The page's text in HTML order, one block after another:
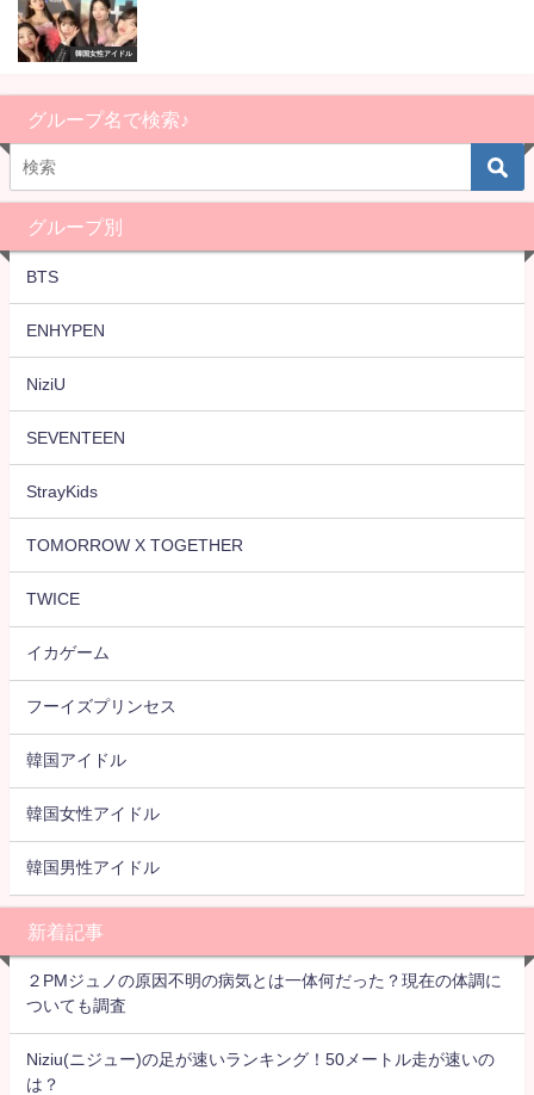
韓国女性アイドル
グループ名で検索♪
グループ別
BTS
ENHYPEN
NiziU
SEVENTEEN
StrayKids
TOMORROW X TOGETHER
TWICE
イカゲーム
フーイズプリンセス
韓国アイドル
韓国女性アイドル
韓国男性アイドル
新着記事
２PMジュノの原因不明の病気とは一体何だった？現在の体調に
ついても調査
Niziu(ニジュー)の足が速いランキング！50メートル走が速いの
は？